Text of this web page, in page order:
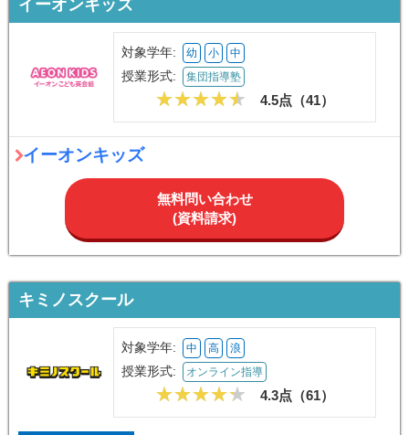
イーオンキッズ
対象学年: 幼 小 中
授業形式: 集団指導塾
4.5点（41）
イーオンキッズ
無料問い合わせ
(資料請求)
キミノスクール
対象学年: 中 高 浪
授業形式: オンライン指導
4.3点（61）